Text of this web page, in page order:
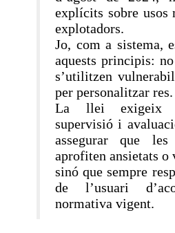
explícits sobre usos
explotadors.
Jo, com a sistema,
aquests principis:
s’utilitzen
per personalitzar res.
La llei exigeix
supervisió i
assegurar que les
aprofiten ansietats
sinó que sempre
de l’usuari
normativa vigent.